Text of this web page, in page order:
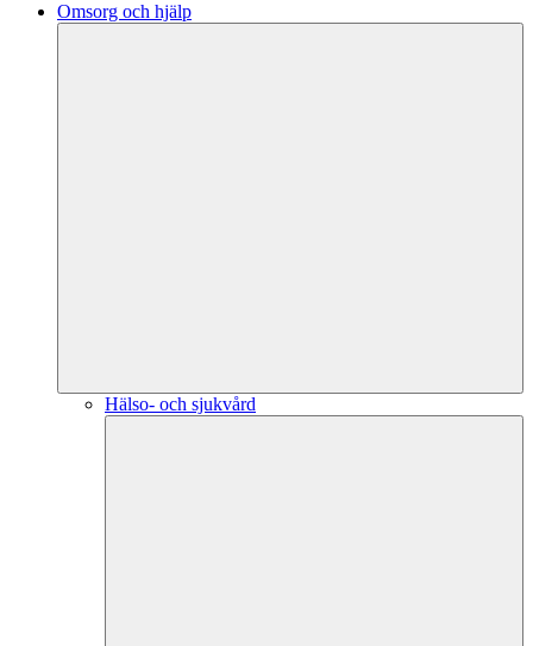
Omsorg och hjälp
Hälso- och sjukvård